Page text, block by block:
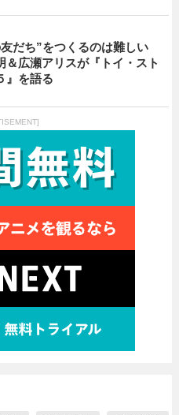
だち”をつくるのは難しい
＆広瀬アリスが『トイ・スト
』を語る